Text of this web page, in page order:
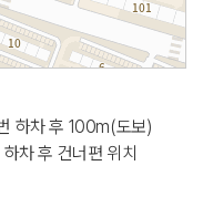
하차 후 100m(도보)
차 후 건너편 위치